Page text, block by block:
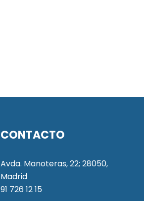
CONTACTO
Avda. Manoteras, 22; 28050,
Madrid
91 726 12 15